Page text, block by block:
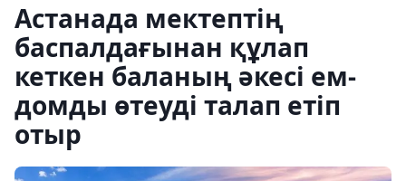
Астанада мектептің
баспалдағынан құлап
кеткен баланың әкесі ем-
домды өтеуді талап етіп
отыр